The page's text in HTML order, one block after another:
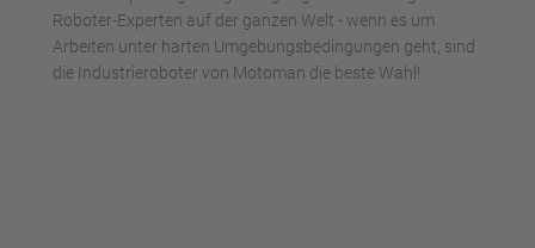
Roboter-Experten auf der ganzen Welt - wenn es um
Arbeiten unter harten Umgebungsbedingungen geht, sind
die Industrieroboter von Motoman die beste Wahl!